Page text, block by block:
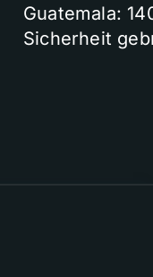
Guatemala:
Sicherheit